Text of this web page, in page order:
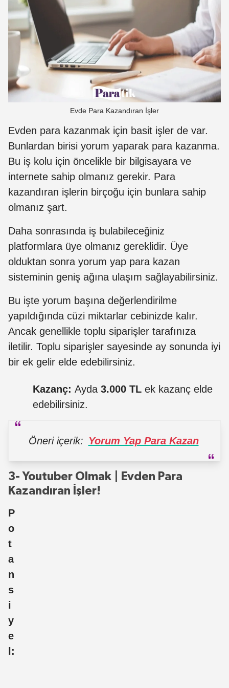
Evde Para Kazandıran İşler
Evden para kazanmak için basit işler de var.
Bunlardan birisi yorum yaparak para kazanma.
Bu iş kolu için öncelikle bir bilgisayara ve
internete sahip olmanız gerekir. Para
kazandıran işlerin birçoğu için bunlara sahip
olmanız şart.
Daha sonrasında iş bulabileceğiniz
platformlara üye olmanız gereklidir. Üye
olduktan sonra yorum yap para kazan
sisteminin geniş ağına ulaşım sağlayabilirsiniz.
Bu işte yorum başına değerlendirilme
yapıldığında cüzi miktarlar cebinizde kalır.
Ancak genellikle toplu siparişler tarafınıza
iletilir. Toplu siparişler sayesinde ay sonunda iyi
bir ek gelir elde edebilirsiniz.
Kazanç: Ayda 3.000 TL ek kazanç elde
edebilirsiniz.
Öneri içerik: Yorum Yap Para Kazan
3- Youtuber Olmak | Evden Para
Kazandıran İşler!
P
o
t
a
n
s
i
y
e
l: